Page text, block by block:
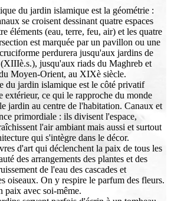
du jardin islamique est la géométrie :
se croisent dessinant quatre espaces
éléments (eau, terre, feu, air) et les quatre
est marquée par un pavillon ou une
perdurera jusqu'aux jardins de
jusqu'aux riads du Maghreb et
Moyen-Orient, au XIXè siècle.
du jardin islamique est le côté privatif
extérieur, ce qui le rapproche du monde
jardin au centre de l'habitation. Canaux et
primordiale : ils divisent l'espace,
l'air ambiant mais aussi et surtout
qui s'intègre dans le décor.
d'art qui déclenchent la paix de tous les
des arrangements des plantes et des
de l'eau des cascades et
oiseaux. On y respire le parfum des fleurs.
paix avec soi-même.